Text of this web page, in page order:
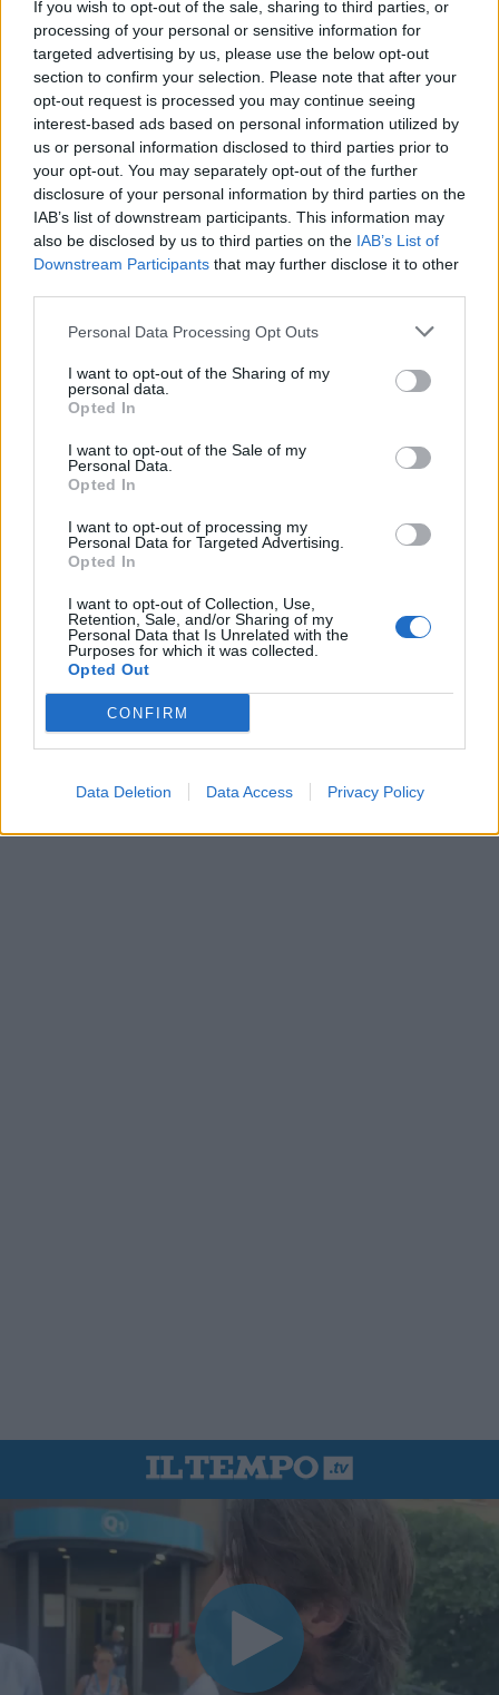
If you wish to opt-out of the sale, sharing to third parties, or
processing of your personal or sensitive information for
targeted advertising by us, please use the below opt-out
section to confirm your selection. Please note that after your
opt-out request is processed you may continue seeing
interest-based ads based on personal information utilized by
us or personal information disclosed to third parties prior to
your opt-out. You may separately opt-out of the further
disclosure of your personal information by third parties on the
IAB’s list of downstream participants. This information may
also be disclosed by us to third parties on the IAB’s List of
Downstream Participants that may further disclose it to other
Personal Data Processing Opt Outs
I want to opt-out of the Sharing of my
personal data.
Opted In
I want to opt-out of the Sale of my
Personal Data.
Opted In
I want to opt-out of processing my
Personal Data for Targeted Advertising.
Opted In
I want to opt-out of Collection, Use,
Retention, Sale, and/or Sharing of my
Personal Data that Is Unrelated with the
Purposes for which it was collected.
Opted Out
CONFIRM
Data Deletion Data Access Privacy Policy
In evidenza